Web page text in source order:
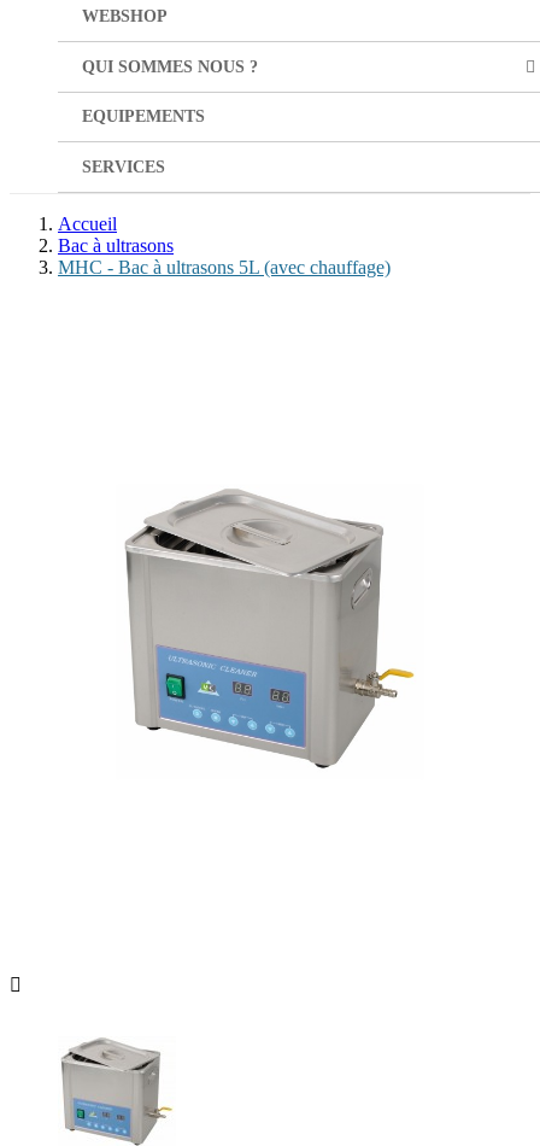
WEBSHOP
QUI SOMMES NOUS ?
EQUIPEMENTS
SERVICES
Accueil
Bac à ultrasons
MHC - Bac à ultrasons 5L (avec chauffage)
